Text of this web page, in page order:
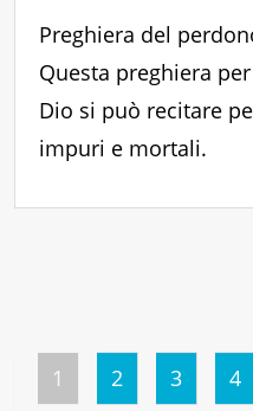
Preghiera del
Questa preghiera
Dio si può recitare
impuri e mortali.
1 2 3 4